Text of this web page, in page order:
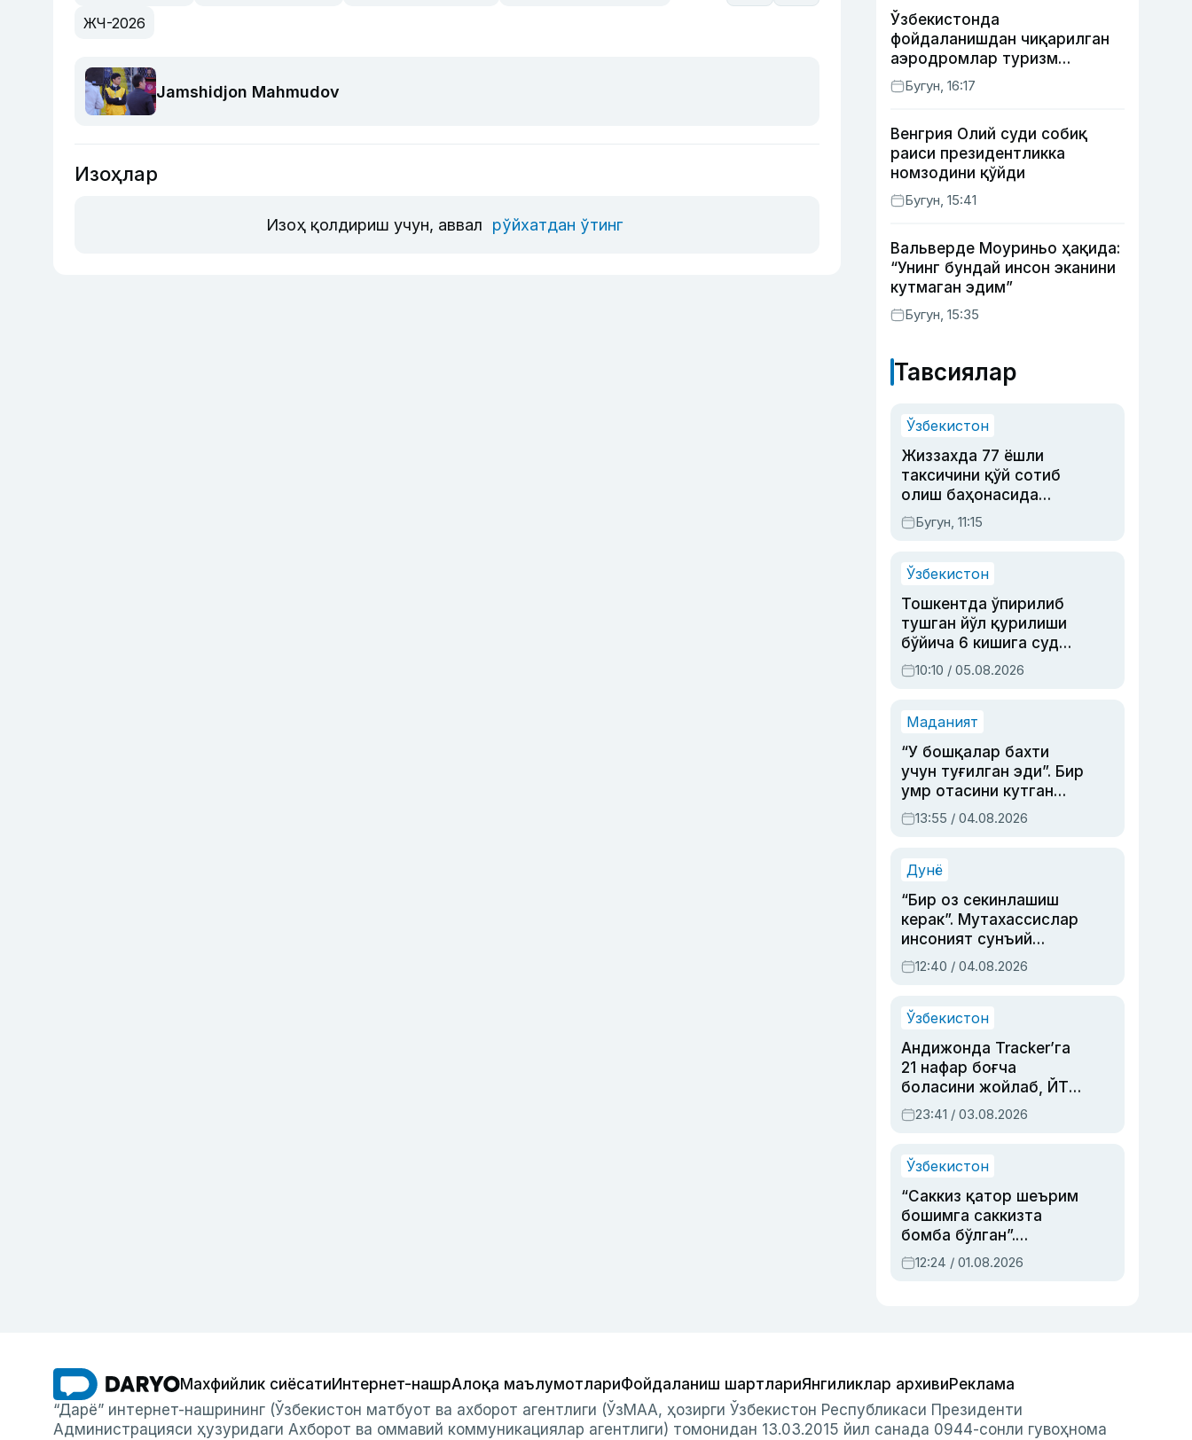
ЖЧ-2026
Jamshidjon Mahmudov
Изоҳлар
Изоҳ қолдириш учун, аввал рўйхатдан ўтинг
Ўзбекистонда
фойдаланишдан чиқарилган
аэродромлар туризм
мақсадида ижарага
берилиши мумкин
Бугун, 16:17
Венгрия Олий суди собиқ
раиси президентликка
номзодини қўйди
Бугун, 15:41
Вальверде Моуриньо ҳақида:
“Унинг бундай инсон эканини
кутмаган эдим”
Бугун, 15:35
Тавсиялар
Ўзбекистон
Жиззахда 77 ёшли
таксичини қўй сотиб
олиш баҳонасида
яйловга олиб бориб
ўлдирган йигит 20
Бугун, 11:15
Ўзбекистон
Тошкентда ўпирилиб
тушган йўл қурилиши
бўйича 6 кишига суд
ҳукми ўқилди
10:10 / 05.08.2026
Маданият
“У бошқалар бахти
учун туғилган эди”. Бир
умр отасини кутган
актриса ва дубльяж
устаси Римма
синовларга тўла ҳаёти
13:55 / 04.08.2026
Дунё
“Бир оз секинлашиш
керак”. Мутахассислар
инсоният сунъий
интеллектни бошқара
олмай қолишидан
12:40 / 04.08.2026
Ўзбекистон
Андижонда Tracker’га
21 нафар боғча
боласини жойлаб, ЙТҲ
содир этган аёлга суд
ҳукми ўқилди
23:41 / 03.08.2026
Ўзбекистон
“Саккиз қатор шеърим
бошимга саккизта
бомба бўлган”.
Абдулла Ориповни
сиёсий айбловлардан
12:24 / 01.08.2026
Махфийлик сиёсатиИнтернет-нашрАлоқа маълумотлариФойдаланиш шартлариЯнгиликлар архивиРеклама
“Дарё” интернет-нашрининг (Ўзбекистон матбуот ва ахборот агентлиги (ЎзМАА, ҳозирги Ўзбекистон Республикаси Президенти
Администрацияси ҳузуридаги Ахборот ва оммавий коммуникациялар агентлиги) томонидан 13.03.2015 йил санада 0944-сонли гувоҳнома